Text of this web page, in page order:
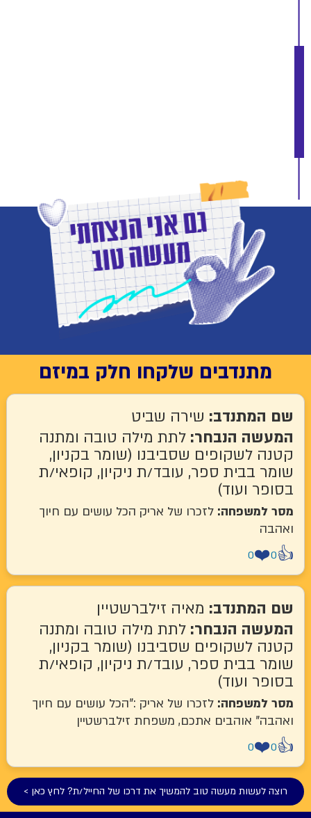
מתנדבים שלקחו חלק במיזם
שם המתנדב: שירה שביט
המעשה הנבחר: לתת מילה טובה ומתנה
קטנה לשקופים שסביבנו (שומר בקניון,
שומר בבית ספר, עובד/ת ניקיון, קופאי/ת
בסופר ועוד)
מסר למשפחה: לזכרו של אריק הכל עושים עם חיוך
ואהבה
👍
0
❤️
0
שם המתנדב: מאיה זילברשטיין
המעשה הנבחר: לתת מילה טובה ומתנה
קטנה לשקופים שסביבנו (שומר בקניון,
שומר בבית ספר, עובד/ת ניקיון, קופאי/ת
בסופר ועוד)
מסר למשפחה: לזכרו של אריק :"הכל עושים עם חיוך
ואהבה" אוהבים אתכם, משפחת זילברשטיין
👍
0
❤️
0
רוצה לעשות מעשה טוב להמשיך את דרכו של החייל/ת? לחץ כאן >